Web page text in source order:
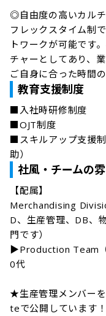
◎自由度の高いカル
フレックスタイム制
トワークが可能です
チャーとしてあり、
ご自身に合った時間
教育支援制度
■入社時研修制度
■OJT制度
■スキルアップ支援
社風・チームの
【配属】
Merchandising
D、生産管理、DB、
門です）
▶︎Production Team
0代
★生産管理メンバー
teで公開しています！